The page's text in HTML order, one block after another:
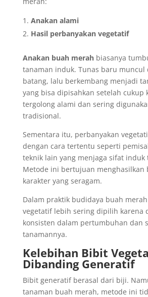
Anakan alami
Hasil perbanyakan vegetatif
Anakan buah merahbiasanya
tanaman induk. Tunas baru muncul
batang, lalu berkembang menjadi
yang bisa dipisahkan setelah cukup
tergolong alami dan sering
tradisional.
Sementara itu, perbanyakan
dengan cara tertentu seperti
teknik lain yang menjaga sifat induk
Metode ini bertujuan menghasilkan
karakter yang seragam.
Dalam praktik budidaya buah
vegetatif lebih sering dipilih karena
konsisten dalam pertumbuhan dan
tanamannya.
Kelebihan Bibit
Dibanding Generatif
Bibit generatif berasal dari biji.
tanaman buah merah, metode ini